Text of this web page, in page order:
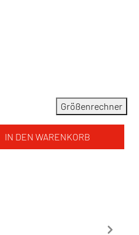
Größenrechner
IN DEN WARENKORB